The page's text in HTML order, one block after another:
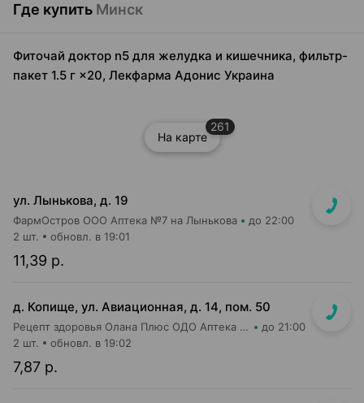
Где купить Минск
Фиточай доктор n5 для желудка и кишечника, фильтр-
пакет 1.5 г ×20, Лекфарма Адонис Украина
На карте
261
ул. Лынькова, д. 19
ФармОстров ООО Аптека №7 на Лынькова до 22:00
11,39 р.
2 шт. обновл. в 19:01
д. Копище, ул. Авиационная, д. 14, пом. 50
Рецепт здоровья Олана Плюс ОДО Аптека №5 до 21:00
7,87 р.
2 шт. обновл. в 19:02